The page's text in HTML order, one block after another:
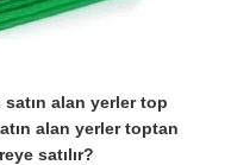
alan yerler top
alan yerler toptan
satılır?